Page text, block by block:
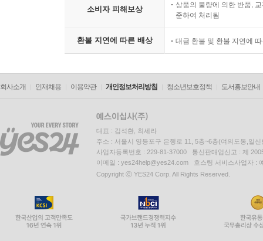
소비자 피해보상
상품의 불량에 의한 반품,
준하여 처리됨
환불 지연에 따른 배상 대금 환불 및 환불 지연에
회사소개 인재채용 이용약관 개인정보처리방침 청소년보호정책 도서홍보안내
대표 : 김석환, 최세라
주소 : 서울시 영등포구 은행로 11, 5층~6층(여의도동,일신
사업자등록번호 : 229-81-37000 통신판매업신고 : 제
이메일 : yes24help@yes24.com 호스팅 서비스사업자 :
Copyright ⓒ YES24 Corp. All Rights Reserved.